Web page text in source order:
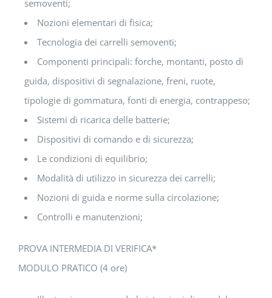
semoventi;
Nozioni elementari di fisica;
Tecnologia dei carrelli semoventi;
Componenti principali: forche, montanti, posto di
guida, dispositivi di segnalazione, freni, ruote,
tipologie di gommatura, fonti di energia, contrappeso;
Sistemi di ricarica delle batterie;
Dispositivi di comando e di sicurezza;
Le condizioni di equilibrio;
Modalità di utilizzo in sicurezza dei carrelli;
Nozioni di guida e norme sulla circolazione;
Controlli e manutenzioni;
PROVA INTERMEDIA DI VERIFICA*
MODULO PRATICO (4 ore)